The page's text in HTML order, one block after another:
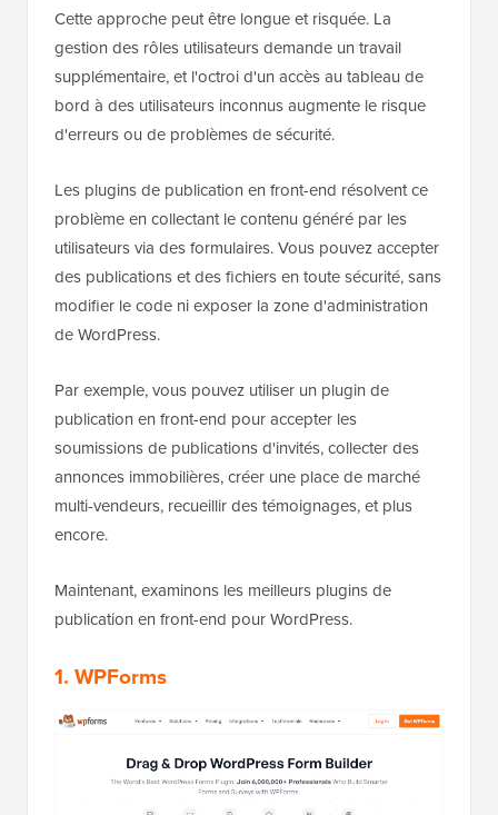
Cette approche peut être longue et risquée. La
gestion des rôles utilisateurs demande un travail
supplémentaire, et l'octroi d'un accès au tableau de
bord à des utilisateurs inconnus augmente le risque
d'erreurs ou de problèmes de sécurité.
Les plugins de publication en front-end résolvent ce
problème en collectant le contenu généré par les
utilisateurs via des formulaires. Vous pouvez accepter
des publications et des fichiers en toute sécurité, sans
modifier le code ni exposer la zone d'administration
de WordPress.
Par exemple, vous pouvez utiliser un plugin de
publication en front-end pour accepter les
soumissions de publications d'invités, collecter des
annonces immobilières, créer une place de marché
multi-vendeurs, recueillir des témoignages, et plus
encore.
Maintenant, examinons les meilleurs plugins de
publication en front-end pour WordPress.
1. WPForms